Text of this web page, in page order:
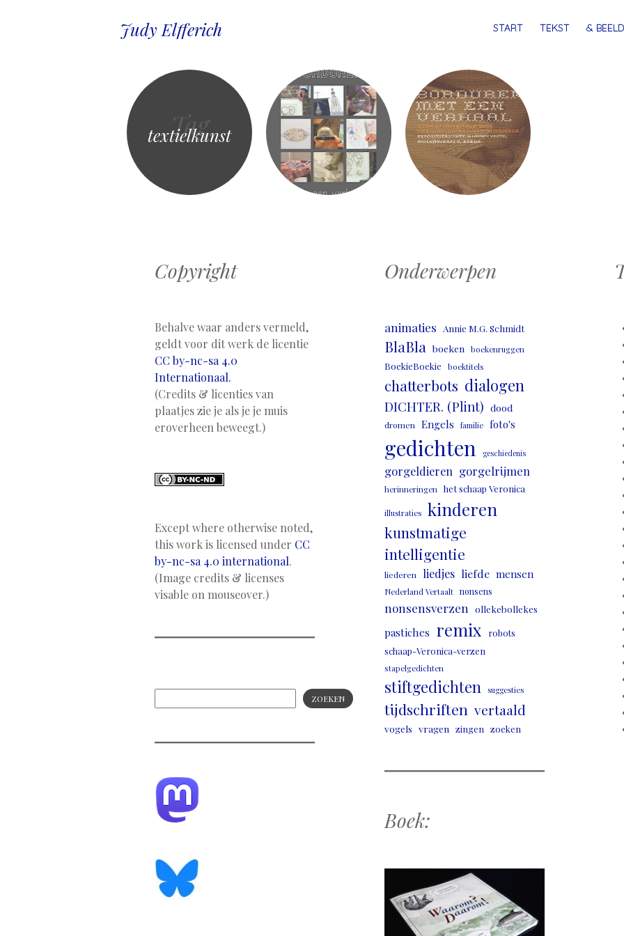
Judy Elfferich MENU
SPRINGSTART TEKST & BEELD
Tag
textielkunst
Copyright
Behalve waar anders vermeld,
geldt voor dit werk de licentie
CC by-nc-sa 4.0
Internationaal.
(Credits & licenties van
plaatjes zie je als je je muis
eroverheen beweegt.)
Except where otherwise noted,
this work is licensed under CC
by-nc-sa 4.0 international.
(Image credits & licenses
visable on mouseover.)
ZOEKEN
Onderwerpen
animaties Annie M.G. Schmidt
BlaBla boeken boekenruggen
BoekieBoekie boektitels
chatterbots dialogen
DICHTER. (Plint) dood
dromen Engels familie foto's
gedichten geschiedenis
gorgeldieren gorgelrijmen
herinneringen het schaap Veronica
illustraties kinderen
kunstmatige
intelligentie
liederen liedjes liefde mensen
Nederland Vertaalt nonsens
nonsensverzen ollekebollekes
pastiches remix
robots
schaap-Veronica-verzen
stapelgedichten
stiftgedichten suggesties
tijdschriften vertaald
vogels vragen zingen zoeken
Boek: